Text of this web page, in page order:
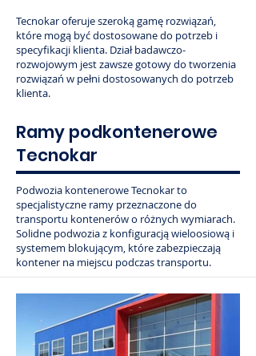
Tecnokar oferuje szeroką gamę rozwiązań,
które mogą być dostosowane do potrzeb i
specyfikacji klienta. Dział badawczo-
rozwojowym jest zawsze gotowy do tworzenia
rozwiązań w pełni dostosowanych do potrzeb
klienta.
Ramy podkontenerowe
Tecnokar
Podwozia kontenerowe Tecnokar to
specjalistyczne ramy przeznaczone do
transportu kontenerów o różnych wymiarach.
Solidne podwozia z konfiguracją wieloosiową i
systemem blokującym, które zabezpieczają
kontener na miejscu podczas transportu.